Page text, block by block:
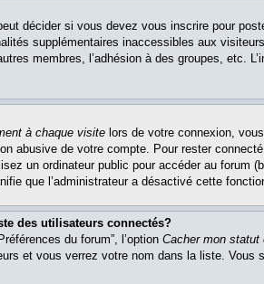
décider si vous devez vous inscrire pour
supplémentaires inaccessibles aux
membres, l’adhésion à des groupes, etc.
à chaque visite lors de votre connexion,
abusive de votre compte. Pour rester
un ordinateur public pour accéder au forum
que l’administrateur a désactivé cette
des utilisateurs connectés?
du forum”, l’option Cacher mon statut
et vous verrez votre nom dans la liste. Vous